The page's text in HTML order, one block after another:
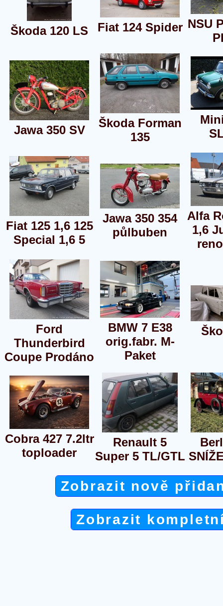
Škoda 120 LS Fiat 124 Spider NSU
Jawa 350 SV
Škoda Forman
135
Fiat 125 1,6 125
Special 1,6 5
Jawa 350 354
půlbuben
Alfa
1,6
Ford
Thunderbird
Coupe Prodáno
BMW 7 E38
orig.fabr. M-
Paket
Cobra 427 7.2ltr
toploader
Renault 5
Super 5 TL/GTL
Zobrazit nově
Zobrazit